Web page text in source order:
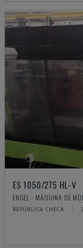
ES 1050/275 HL-V
ENGEL - MÁQUINA DE
REPÚBLICA CHECA